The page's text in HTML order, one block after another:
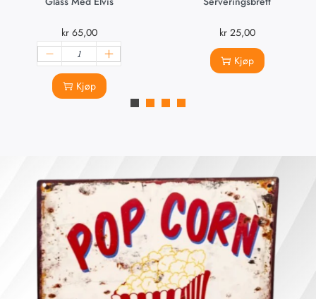
kr65,00
Kjøp
kr25,00
Kjøp